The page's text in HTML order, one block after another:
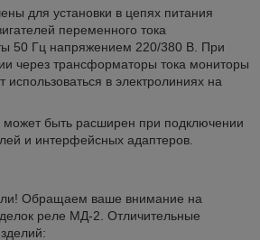
для установки в цепях питания
переменного тока
50 Гц напряжением 220/380 В. При
через трансформаторы тока мониторы
в электролиниях на
быть расширен при подключении
и интерфейсных адаптеров.
Обращаем ваше внимание на
реле МД-2. Отличительные